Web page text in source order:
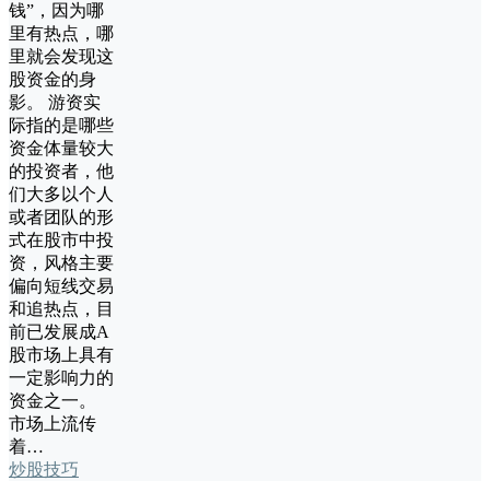
钱”，因为哪
里有热点，哪
里就会发现这
股资金的身
影。 游资实
际指的是哪些
资金体量较大
的投资者，他
们大多以个人
或者团队的形
式在股市中投
资，风格主要
偏向短线交易
和追热点，目
前已发展成A
股市场上具有
一定影响力的
资金之一。
市场上流传
着…
炒股技巧